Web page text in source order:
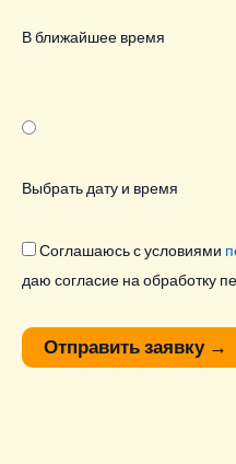
В ближайшее время
Выбрать дату и время
Соглашаюсь с условиями
даю согласие на обработку
Отправить заявку →